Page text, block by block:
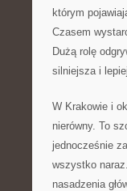
którym
Czasem
Dużą rolę
silniejsza i
W Krakowie i
nierówny. To
jednocześnie
wszystko
nasadzenia